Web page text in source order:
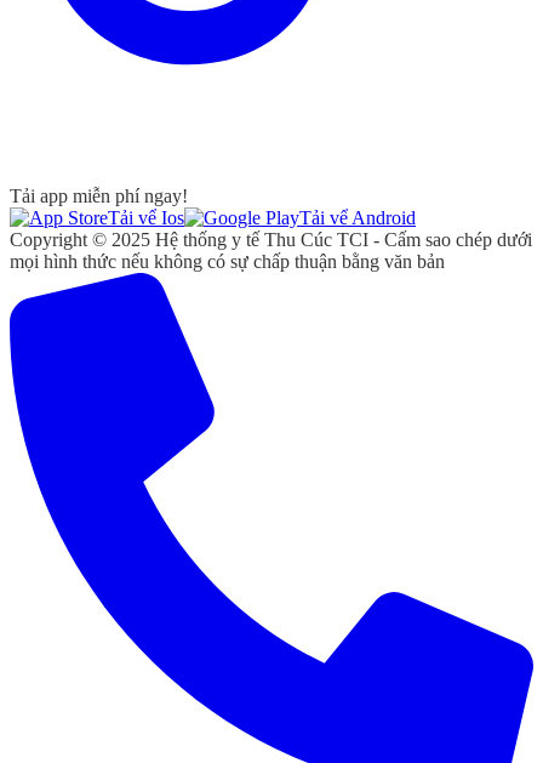
Tải app miễn phí ngay!
Tải vể Ios
Tải vể Android
Copyright © 2025 Hệ thống y tế Thu Cúc TCI - Cấm sao chép dưới
mọi hình thức nếu không có sự chấp thuận bằng văn bản